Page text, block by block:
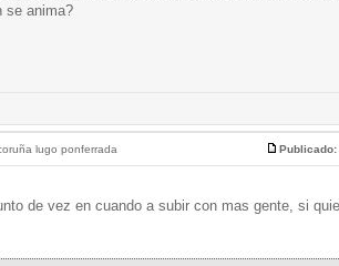
se anima?
lugo ponferrada Publicado:
de vez en cuando a subir con mas gente, si